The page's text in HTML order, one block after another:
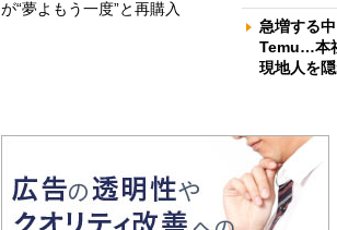
が“夢よもう一度”と再購入
急増する
Temu…本
現地人を